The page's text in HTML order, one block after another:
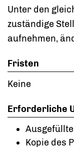
Unter den
zuständige
aufnehmen,
Fristen
Keine
Erforderliche
Kopie des